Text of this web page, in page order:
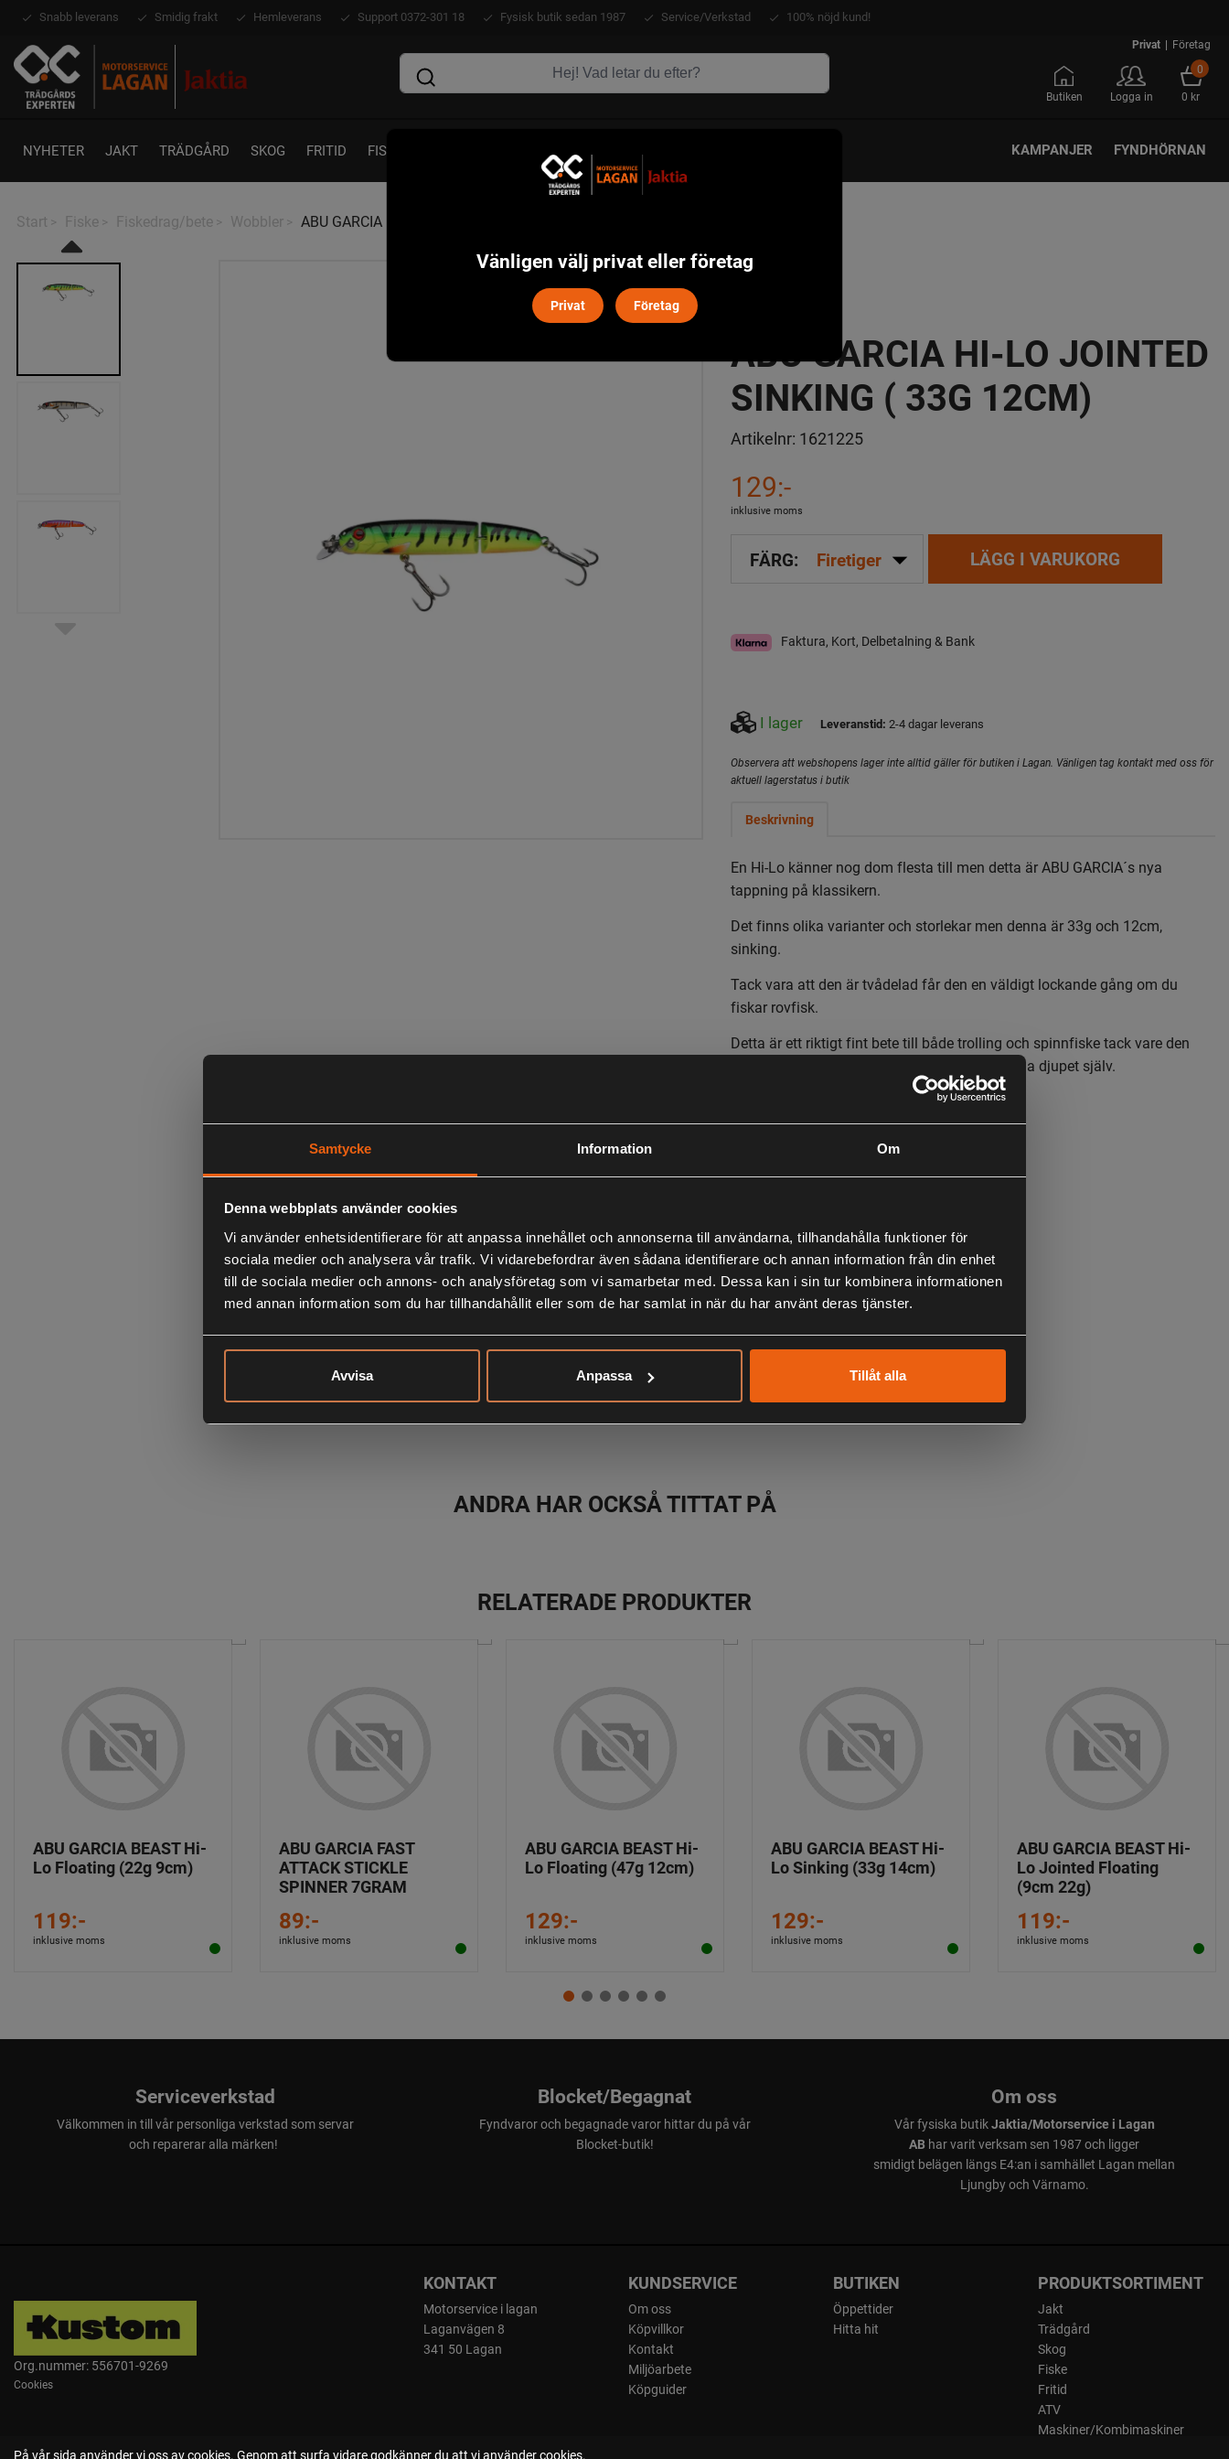
Samtycke Information Om
Denna webbplats använder cookies
Vi använder enhetsidentifierare för att anpassa innehållet och annonserna till användarna, tillhandahålla funktioner för
sociala medier och analysera vår trafik. Vi vidarebefordrar även sådana identifierare och annan information från din enhet
till de sociala medier och annons- och analysföretag som vi samarbetar med. Dessa kan i sin tur kombinera informationen
med annan information som du har tillhandahållit eller som de har samlat in när du har använt deras tjänster.
Avvisa Anpassa Tillåt alla
Snabb leverans Smidig frakt Hemleverans Support 0372-301 18 Fysisk butik sedan 1987 Service/Verkstad 100% nöjd kund!
Privat | Företag
Butiken Logga in
0
0 kr
NYHETER JAKT TRÄDGÅRD SKOG FRITID FISKE KAMPANJER FYNDHÖRNAN
Start > Fiske > Fiskedrag/bete > Wobbler > ABU GARCIA Hi-Lo Jointed Sinking ( 33g 12cm)
ABU GARCIA HI-LO JOINTED
SINKING ( 33G 12CM)
Artikelnr: 1621225
129:-
inklusive moms
FÄRG: Firetiger arrow_drop_down LÄGG I VARUKORG
Faktura, Kort, Delbetalning & Bank
I lager Leveranstid: 2-4 dagar leverans
Observera att webshopens lager inte alltid gäller för butiken i Lagan. Vänligen tag kontakt med oss för
aktuell lagerstatus i butik
Beskrivning
En Hi-Lo känner nog dom flesta till men detta är ABU GARCIA´s nya
tappning på klassikern.
Det finns olika varianter och storlekar men denna är 33g och 12cm,
sinking.
Tack vara att den är tvådelad får den en väldigt lockande gång om du
fiskar rovfisk.
Detta är ett riktigt fint bete till både trolling och spinnfiske tack vare den
ställbara skeden som gör att du kan bestämma djupet själv.
Hi-Lo-system för enkel djupanpassning
Perfekt för olika fiskeförhållanden
Lämpad för: Gädda, Gös, Trolling
LIKNANDE PRODUKTER
KÖPS OFTA TILLSAMMANS
ANDRA HAR OCKSÅ TITTAT PÅ
RELATERADE PRODUKTER
ABU GARCIA BEAST Hi-
Lo Floating (22g 9cm)
119:-
inklusive moms
ABU GARCIA FAST
ATTACK STICKLE
SPINNER 7GRAM
89:-
inklusive moms
ABU GARCIA BEAST Hi-
Lo Floating (47g 12cm)
129:-
inklusive moms
ABU GARCIA BEAST Hi-
Lo Sinking (33g 14cm)
129:-
inklusive moms
ABU GARCIA BEAST Hi-
Lo Jointed Floating
(9cm 22g)
119:-
inklusive moms
Serviceverkstad
Välkommen in till vår personliga verkstad som servar
och reparerar alla märken!
Blocket/Begagnat
Fyndvaror och begagnade varor hittar du på vår
Blocket-butik!
Om oss
Vår fysiska butikJaktia/Motorservice i Lagan
AB har varit verksam sen 1987 och ligger
smidigt belägen längs E4:an i samhället Lagan mellan
Ljungby och Värnamo.
Org.nummer: 556701-9269
Cookies
KONTAKT
Motorservice i lagan
Laganvägen 8
341 50 Lagan
KUNDSERVICE
Om oss
Köpvillkor
Kontakt
Miljöarbete
Köpguider
BUTIKEN
Öppettider
Hitta hit
PRODUKTSORTIMENT
Jakt
Trädgård
Skog
Fiske
Fritid
ATV
Maskiner/Kombimaskiner
Vänligen välj privat eller företag
Privat Företag
På vår sida använder vi oss av cookies. Genom att surfa vidare godkänner du att vi använder cookies.